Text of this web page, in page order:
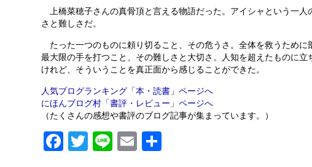
上橋菜穂子さんの真骨頂と言える物語だった。アイシャという一
さと難しさだ。
たった一つのものに頼り切ること、その危うさ。全体を救うために
最大限の手を打つこと、その難しさと大切さ。人知を超えたものに
けれど、そういうことを真正面から感じることができた。
人気ブログランキング「本・読書」ページへ
にほんブログ村「書評・レビュー」ページへ
（たくさんの感想や書評のブログ記事が集まっています。）
Fa T Li E